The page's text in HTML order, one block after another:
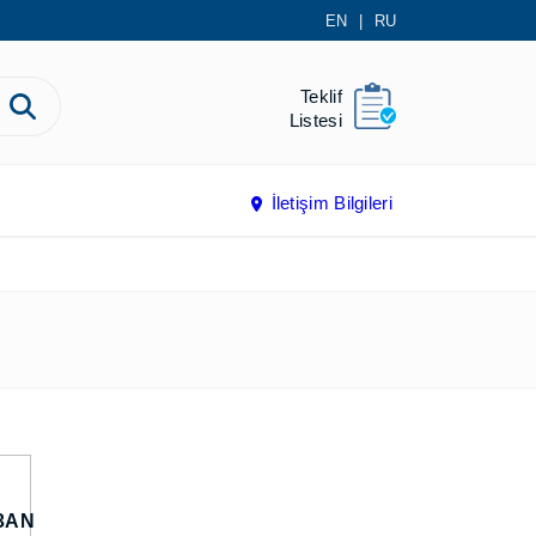
EN | RU
Teklif
Listesi
İletişim Bilgileri